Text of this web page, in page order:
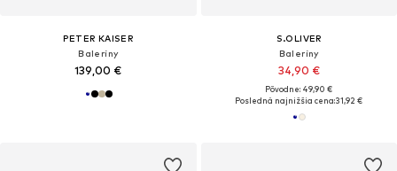
PETER KAISER
Baleríny
139,00 €
S.OLIVER
Baleríny
34,90 €
Pôvodne: 49,90 €
Posledná najnižšia cena:31,92 €